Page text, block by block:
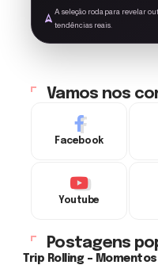
A seleção roda para revelar
tendências reais.
Vamos nos
Facebook
Youtube
Postagens
Trip Rolling –